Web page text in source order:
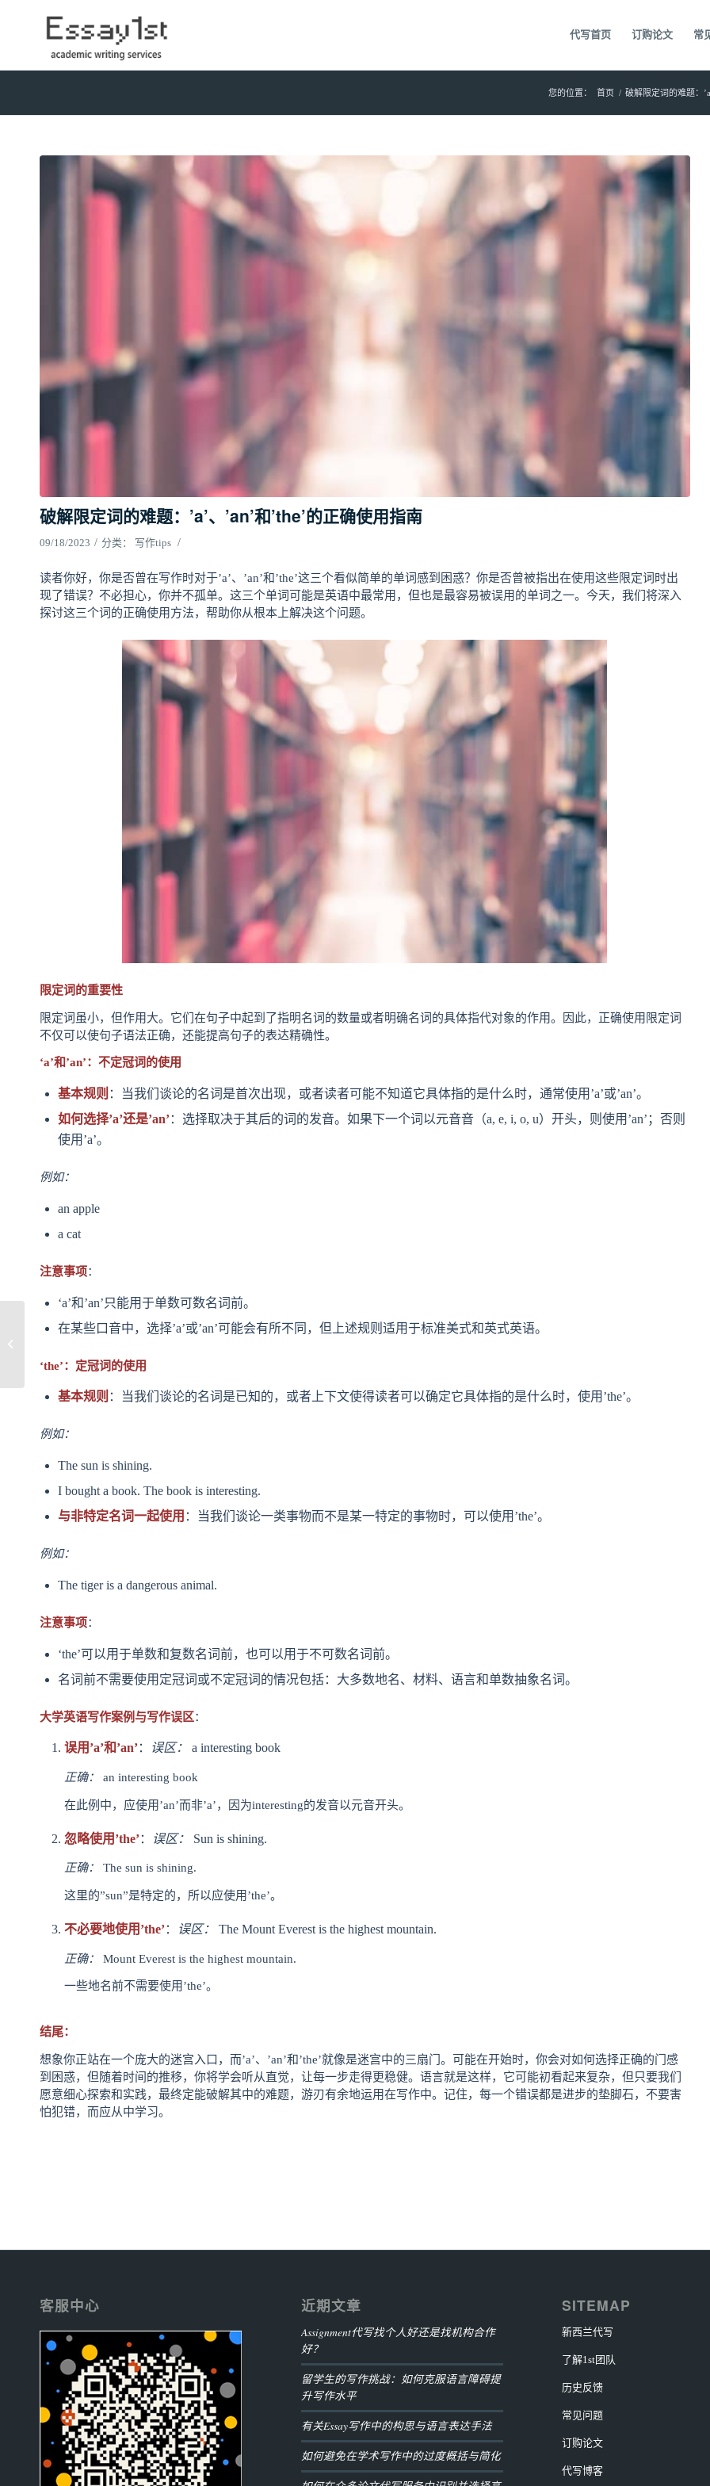
代写首页 订购论文 常
您的位置： 首页 / 破解限定词的难题：
破解限定词的难题：’a’、’an’和’the’的正确使用指南
09/18/2023 / 分类： 写作tips /
读者你好，你是否曾在写作时对于’a’、’an’和’the’这三个看似简单的单词感到困惑？你是否曾被指出在使用这些限定词时出
现了错误？不必担心，你并不孤单。这三个单词可能是英语中最常用，但也是最容易被误用的单词之一。今天，我们将深入
探讨这三个词的正确使用方法，帮助你从根本上解决这个问题。
限定词的重要性
限定词虽小，但作用大。它们在句子中起到了指明名词的数量或者明确名词的具体指代对象的作用。因此，正确使用限定词
不仅可以使句子语法正确，还能提高句子的表达精确性。
‘a’和’an’：不定冠词的使用
基本规则 ：当我们谈论的名词是首次出现，或者读者可能不知道它具体指的是什么时，通常使用’a’或’an’。
如何选择’a’还是’an’：选择取决于其后的词的发音。如果下一个词以元音音（a, e, i, o, u）开头，则使用’an’；否则
使用’a’。
例如：
an apple
a cat
注意事项：
‘a’和’an’只能用于单数可数名词前。
在某些口音中，选择’a’或’an’可能会有所不同，但上述规则适用于标准美式和英式英语。
‘the’：定冠词的使用
基本规则 ：当我们谈论的名词是已知的，或者上下文使得读者可以确定它具体指的是什么时，使用’the’。
例如：
The sun is shining.
I bought a book. The book is interesting.
与非特定名词一起使用 ：当我们谈论一类事物而不是某一特定的事物时，可以使用’the’。
例如：
The tiger is a dangerous animal.
注意事项：
‘the’可以用于单数和复数名词前，也可以用于不可数名词前。
名词前不需要使用定冠词或不定冠词的情况包括：大多数地名、材料、语言和单数抽象名词。
大学英语写作案例与写作误区：
误用’a’和’an’： 误区： a interesting book
正确： an interesting book
在此例中，应使用’an’而非’a’，因为interesting的发音以元音开头。
忽略使用’the’： 误区： Sun is shining.
正确： The sun is shining.
这里的”sun”是特定的，所以应使用’the’。
不必要地使用’the’： 误区： The Mount Everest is the highest mountain.
正确： Mount Everest is the highest mountain.
一些地名前不需要使用’the’。
结尾：
想象你正站在一个庞大的迷宫入口，而’a’、’an’和’the’就像是迷宫中的三扇门。可能在开始时，你会对如何选择正确的门感
到困惑，但随着时间的推移，你将学会听从直觉，让每一步走得更稳健。语言就是这样，它可能初看起来复杂，但只要我们
愿意细心探索和实践，最终定能破解其中的难题，游刃有余地运用在写作中。记住，每一个错误都是进步的垫脚石，不要害
怕犯错，而应从中学习。
客服中心 近期文章
Assignment代写找个人好还是找机构合作
好？
留学生的写作挑战：如何克服语言障碍提
升写作水平
有关Essay写作中的构思与语言表达手法
如何避免在学术写作中的过度概括与简化
SITEMAP
新西兰代写
了解1st团队
历史反馈
常见问题
订购论文
代写博客
写作文献综述的困扰：
和整合关键...